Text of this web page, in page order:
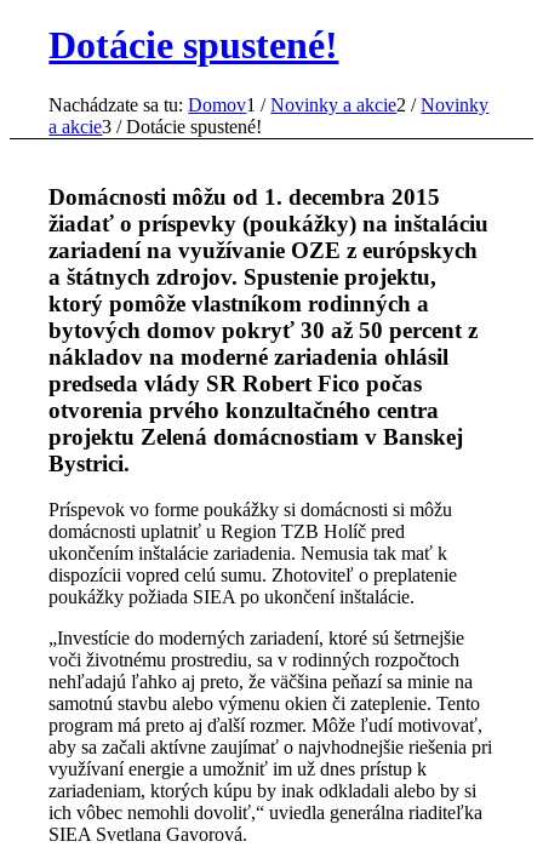
Dotácie spustené!
Nachádzate sa tu: Domov1 / Novinky a akcie2 / Novinky
a akcie3 / Dotácie spustené!
Domácnosti môžu od 1. decembra 2015
žiadať o príspevky (poukážky) na inštaláciu
zariadení na využívanie OZE z európskych
a štátnych zdrojov. Spustenie projektu,
ktorý pomôže vlastníkom rodinných a
bytových domov pokryť 30 až 50 percent z
nákladov na moderné zariadenia ohlásil
predseda vlády SR Robert Fico počas
otvorenia prvého konzultačného centra
projektu Zelená domácnostiam v Banskej
Bystrici.
Príspevok vo forme poukážky si domácnosti si môžu
domácnosti uplatniť u Region TZB Holíč pred
ukončením inštalácie zariadenia. Nemusia tak mať k
dispozícii vopred celú sumu. Zhotoviteľ o preplatenie
poukážky požiada SIEA po ukončení inštalácie.
„Investície do moderných zariadení, ktoré sú šetrnejšie
voči životnému prostrediu, sa v rodinných rozpočtoch
nehľadajú ľahko aj preto, že väčšina peňazí sa minie na
samotnú stavbu alebo výmenu okien či zateplenie. Tento
program má preto aj ďalší rozmer. Môže ľudí motivovať,
aby sa začali aktívne zaujímať o najvhodnejšie riešenia pri
využívaní energie a umožniť im už dnes prístup k
zariadeniam, ktorých kúpu by inak odkladali alebo by si
ich vôbec nemohli dovoliť,“ uviedla generálna riaditeľka
SIEA Svetlana Gavorová.